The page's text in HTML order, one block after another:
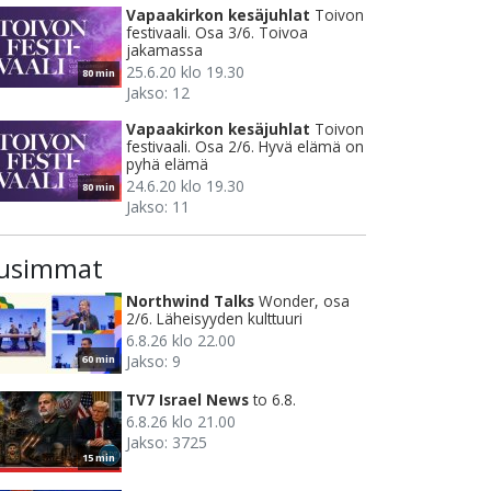
80 min
Vapaakirkon kesäjuhlat Toivon
festivaali. Osa 3/6. Toivoa
jakamassa
25.6.20 klo 19.30
Jakso: 12
80 min
Vapaakirkon kesäjuhlat Toivon
festivaali. Osa 2/6. Hyvä elämä on
pyhä elämä
24.6.20 klo 19.30
Jakso: 11
60 min
Northwind Talks Wonder, osa
2/6. Läheisyyden kulttuuri
6.8.26 klo 22.00
Jakso: 9
15 min
TV7 Israel News to 6.8.
6.8.26 klo 21.00
Jakso: 3725